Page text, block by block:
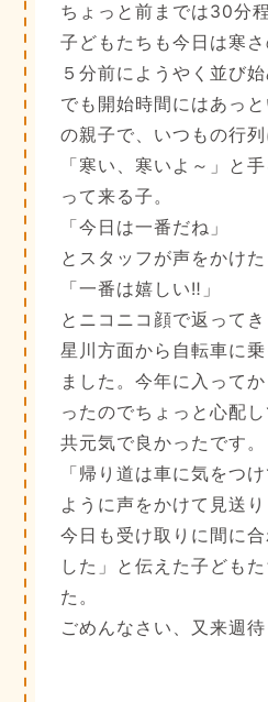
ちょっと前までは30分
子どもたちも今日は寒
５分前にようやく並び始
でも開始時間にはあっ
の親子で、いつもの行列
「寒い、寒いよ～」と
って来る子。
「今日は一番だね」
とスタッフが声をかけた
「一番は嬉しい‼︎」
とニコニコ顔で返ってき
星川方面から自転車に
ました。今年に入って
ったのでちょっと心配
共元気で良かったです。
「帰り道は車に気をつ
ように声をかけて見送り
今日も受け取りに間に
した」と伝えた子ども
た。
ごめんなさい、又来週待